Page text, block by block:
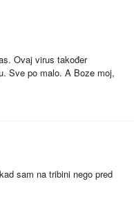
Ovaj virus također
Sve po malo. A Boze moj,
sam na tribini nego pred